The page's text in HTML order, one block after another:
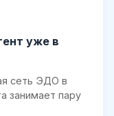
уже в
сеть ЭДО в
занимает пару